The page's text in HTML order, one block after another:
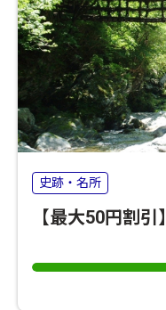
史跡・名所
【最大50円割